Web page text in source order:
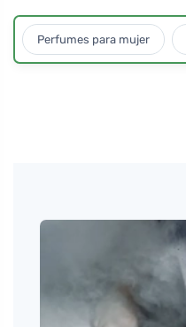
Perfumes para mujer